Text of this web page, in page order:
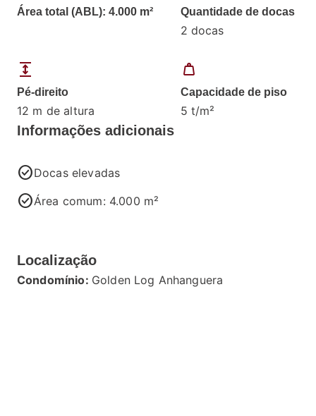
Área total (ABL): 4.000 m² Quantidade de docas
2 docas
expand
Pé-direito
12 m de altura
weight
Capacidade de piso
5 t/m²
Informações adicionais
check_circleDocas elevadas
check_circleÁrea comum: 4.000 m²
Localização
Condomínio: Golden Log Anhanguera